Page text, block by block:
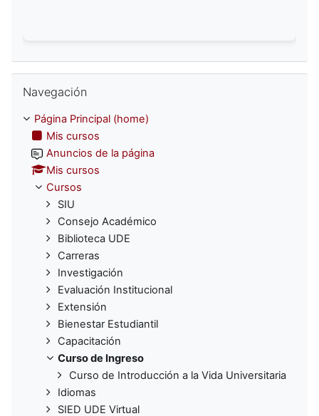
Navegación
Página Principal (home)
Mis cursos
Anuncios de la página
Mis cursos
Cursos
SIU
Consejo Académico
Biblioteca UDE
Carreras
Investigación
Evaluación Institucional
Extensión
Bienestar Estudiantil
Capacitación
Curso de Ingreso
Curso de Introducción a la Vida Universitaria
Idiomas
SIED UDE Virtual